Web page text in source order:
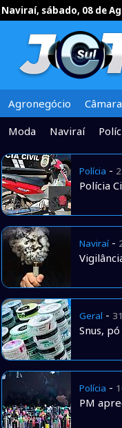
Naviraí, sábado, 08 de
Agronegócio
Moda
Naviraí
Polícia -
Polícia
Naviraí-
Geral -
Snus,
Polícia -
PM